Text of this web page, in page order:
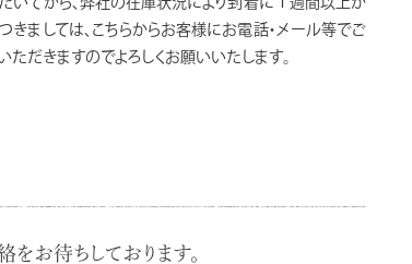
きましては、こちらからお客様にお電話・メール等でご
ただきますのでよろしくお願いいたします。
お待ちしております。